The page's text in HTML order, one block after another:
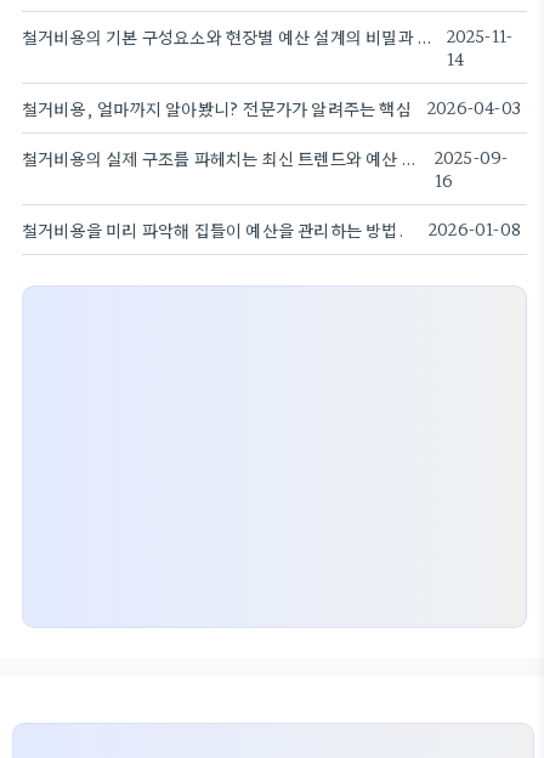
철거비용의 기본 구성요소와 현장별 예산 설계의 비밀과 실무 적용
2025-11-
14
철거비용, 얼마까지 알아봤니? 전문가가 알려주는 핵심 2026-04-03
철거비용의 실제 구조를 파헤치는 최신 트렌드와 예산 절감법
2025-09-
16
철거비용을 미리 파악해 집들이 예산을 관리하는 방법. 2026-01-08